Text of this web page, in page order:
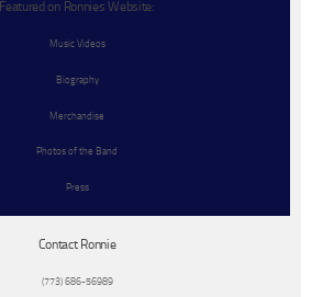
Featured on Ronnies Website:
Music Videos
Biography
Merchandise
Photos of the Band
Press
Contact Ronnie
(773) 686-56989